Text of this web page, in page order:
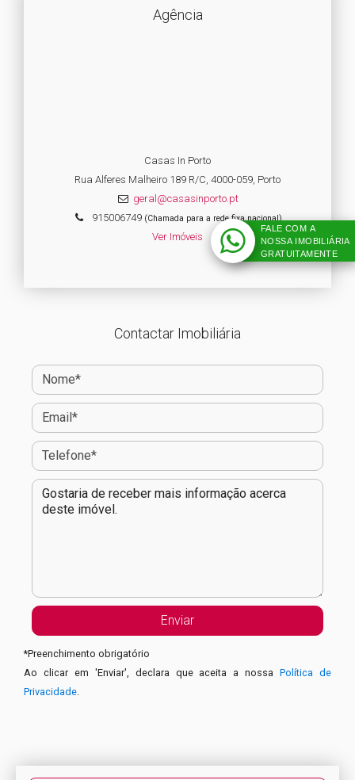
Agência
Casas In Porto
Rua Alferes Malheiro 189 R/C, 4000-059, Porto
geral@casasinporto.pt
915006749(Chamada para a rede fixa nacional)
Ver Imóveis
Contactar Imobiliária
*Preenchimento obrigatório
Ao clicar em 'Enviar', declara que aceita a nossaPolítica de
Privacidade
FALE COM A
NOSSA IMOBILIÁRIA
GRATUITAMENTE